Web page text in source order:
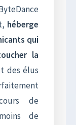
héberge
qui
la
des élus
de
de